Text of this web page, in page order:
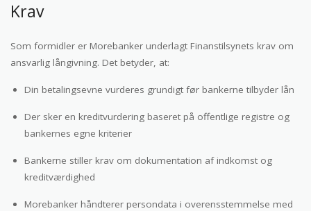
Krav
Som formidler er Morebanker underlagt Finanstilsynets krav om
ansvarlig långivning. Det betyder, at:
Din betalingsevne vurderes grundigt før bankerne tilbyder lån
Der sker en kreditvurdering baseret på offentlige registre og
bankernes egne kriterier
Bankerne stiller krav om dokumentation af indkomst og
kreditværdighed
Morebanker håndterer persondata i overensstemmelse med